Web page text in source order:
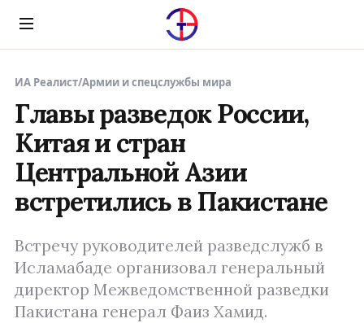
Menu
ИА Реалист/Армии и спецслужбы мира
Главы разведок России,
Китая и стран
Центральной Азии
встретились в Пакистане
Встречу руководителей разведслужб в
Исламабаде организовал генеральный
директор Межведомственной разведки
Пакистана генерал Фаиз Хамид.